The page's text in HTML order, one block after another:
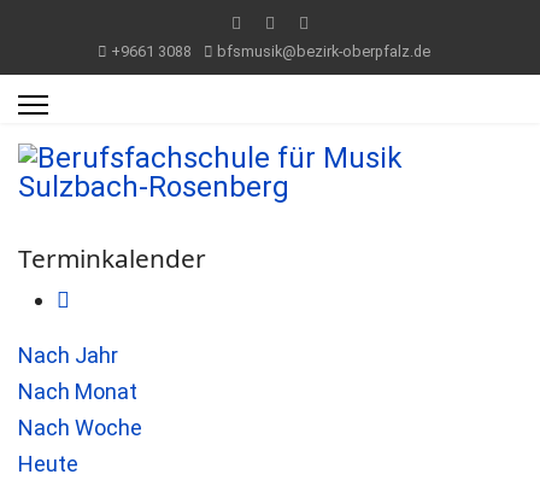
+9661 3088 bfsmusik@bezirk-oberpfalz.de
Terminkalender
Nach Jahr
Nach Monat
Nach Woche
Heute